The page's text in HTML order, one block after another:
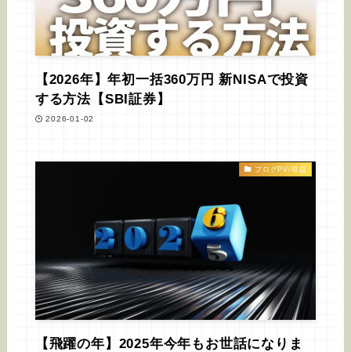
【2026年】年初一括360万円 新NISAで投資
する方法【SBI証券】
2026-01-02
ブログPV/収益
【飛躍の年】2025年今年もお世話になりま